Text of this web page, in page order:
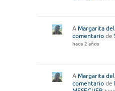
A Margarita
comentario de
hace 2 años
A Margarita
comentario de